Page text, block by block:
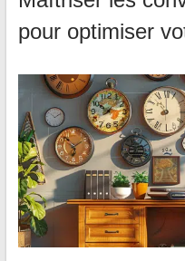
pour optimiser